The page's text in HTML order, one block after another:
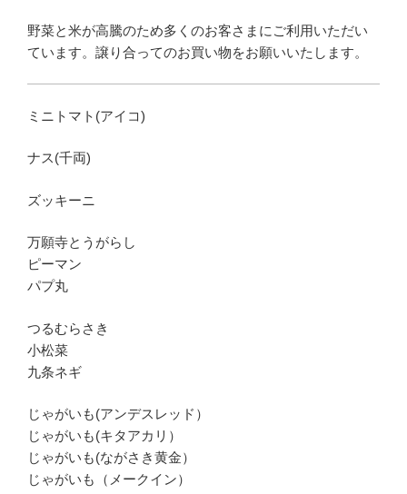
野菜と米が高騰のため多くのお客さまにご利用いただい
ています。譲り合ってのお買い物をお願いいたします。
ミニトマト(アイコ)
ナス(千両)
ズッキーニ
万願寺とうがらし
ピーマン
パプ丸
つるむらさき
小松菜
九条ネギ
じゃがいも(アンデスレッド）
じゃがいも(キタアカリ）
じゃがいも(ながさき黄金）
じゃがいも（メークイン）